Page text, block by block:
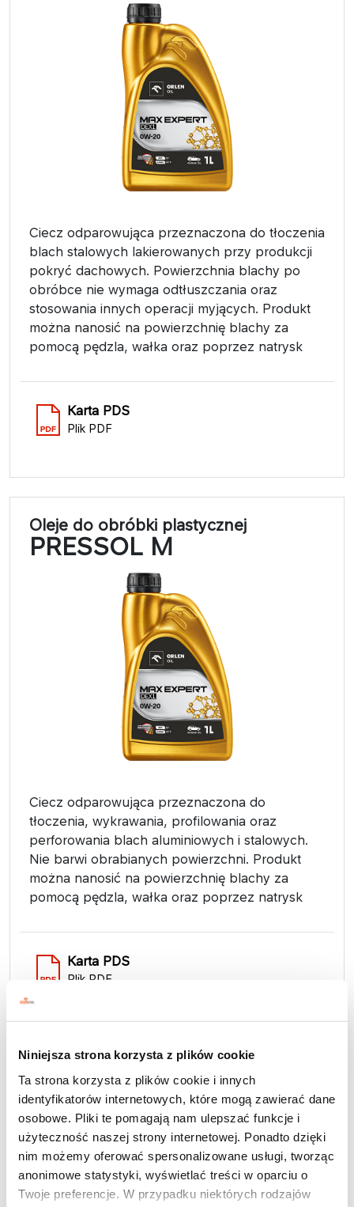
Niniejsza strona korzysta z plików cookie
Ta strona korzysta z plików cookie i innych
identyfikatorów internetowych, które mogą zawierać dane
osobowe. Pliki te pomagają nam ulepszać funkcje i
użyteczność naszej strony internetowej. Ponadto dzięki
nim możemy oferować spersonalizowane usługi, tworząc
anonimowe statystyki, wyświetlać treści w oparciu o
Twoje preferencje. W przypadku niektórych rodzajów
Ciecz odparowująca przeznaczona do tłoczenia
blach stalowych lakierowanych przy produkcji
pokryć dachowych. Powierzchnia blachy po
obróbce nie wymaga odtłuszczania oraz
stosowania innych operacji myjących. Produkt
można nanosić na powierzchnię blachy za
pomocą pędzla, wałka oraz poprzez natrysk
Karta PDS
Plik PDF
Oleje do obróbki plastycznej
PRESSOL M
Ciecz odparowująca przeznaczona do
tłoczenia, wykrawania, profilowania oraz
perforowania blach aluminiowych i stalowych.
Nie barwi obrabianych powierzchni. Produkt
można nanosić na powierzchnię blachy za
pomocą pędzla, wałka oraz poprzez natrysk
Karta PDS
Plik PDF
Oleje do obróbki plastycznej
PRESSOL WK